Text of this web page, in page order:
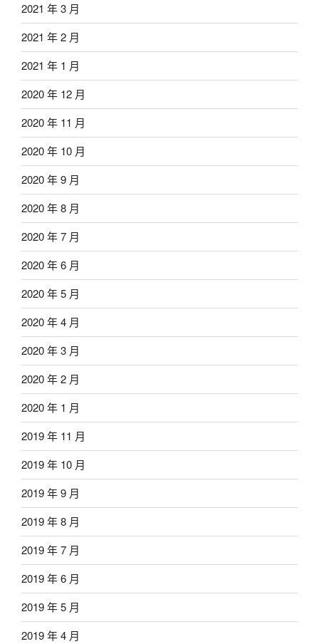
2021 年 3 月
2021 年 2 月
2021 年 1 月
2020 年 12 月
2020 年 11 月
2020 年 10 月
2020 年 9 月
2020 年 8 月
2020 年 7 月
2020 年 6 月
2020 年 5 月
2020 年 4 月
2020 年 3 月
2020 年 2 月
2020 年 1 月
2019 年 11 月
2019 年 10 月
2019 年 9 月
2019 年 8 月
2019 年 7 月
2019 年 6 月
2019 年 5 月
2019 年 4 月